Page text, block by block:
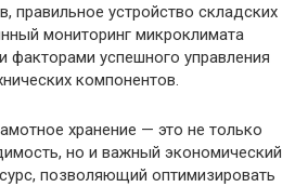
правильное устройство складских
мониторинг микроклимата
успешного управления
компонентов.
хранение — это не только
но и важный экономический
позволяющий оптимизировать